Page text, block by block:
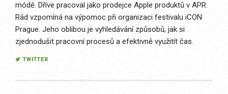
módě. Dříve pracoval jako prodejce Apple produktů v APR.
Rád vzpomíná na výpomoc při organizaci festivalu iCON
Prague. Jeho oblibou je vyhledávání způsobů, jak si
zjednodušit pracovní procesů a efektivně využitít čas.
TWITTER